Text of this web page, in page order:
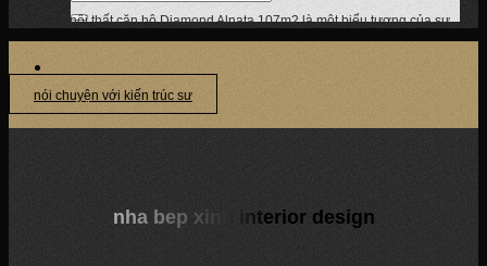
Thiết kế nội thất căn hộ Diamond Alnata 107m2 là một biểu tượng của sự...
nói chuyện với kiến trúc sư
nha bep xinh interior design